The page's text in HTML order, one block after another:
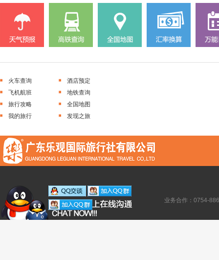
火车查询
酒店预定
飞机航班
地铁查询
旅行攻略
全国地图
我的旅行
发现之旅
业务合作：0754-